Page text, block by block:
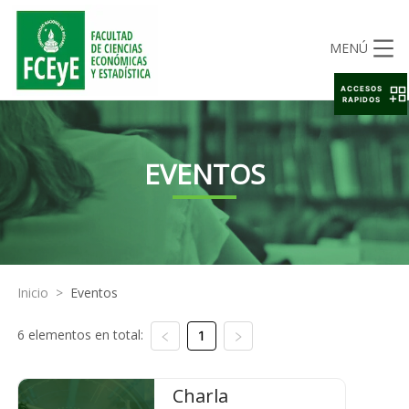
MENÚ
EVENTOS
Inicio > Eventos
6 elementos en total: 1
Charla
ACCESOS
RAPIDOS